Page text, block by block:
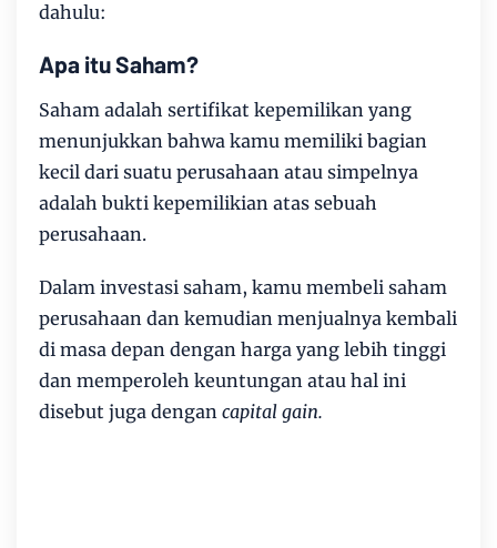
dahulu:
Apa itu Saham?
Saham adalah sertifikat kepemilikan yang
menunjukkan bahwa kamu memiliki bagian
kecil dari suatu perusahaan atau simpelnya
adalah bukti kepemilikian atas sebuah
perusahaan.
Dalam investasi saham, kamu membeli saham
perusahaan dan kemudian menjualnya kembali
di masa depan dengan harga yang lebih tinggi
dan memperoleh keuntungan atau hal ini
disebut juga dengan capital gain.